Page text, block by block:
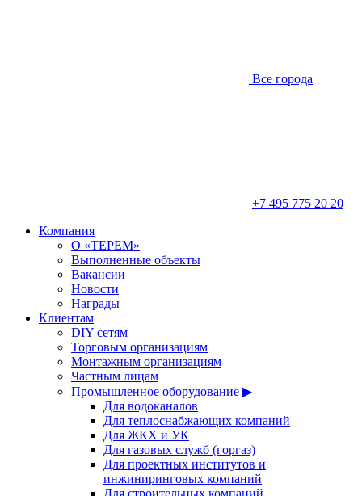
Все города
+7 495 775 20 20
Компания
О «ТЕРЕМ»
Выполненные объекты
Вакансии
Новости
Награды
Клиентам
DIY сетям
Торговым организациям
Монтажным организациям
Частным лицам
Промышленное оборудование ▶
Для водоканалов
Для теплоснабжающих компаний
Для ЖКХ и УК
Для газовых служб (горгаз)
Для проектных институтов и
инжиниринговых компаний
Для строительных компаний